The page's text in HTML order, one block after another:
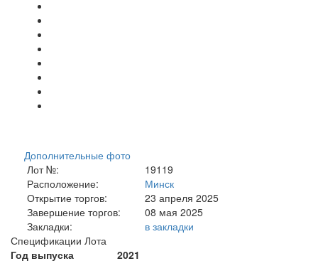
Дополнительные фото
Лот №:
19119
Расположение:
Минск
Открытие торгов:
23 апреля 2025
Завершение торгов:
08 мая 2025
Закладки:
в закладки
Спецификации Лота
Год выпуска
2021